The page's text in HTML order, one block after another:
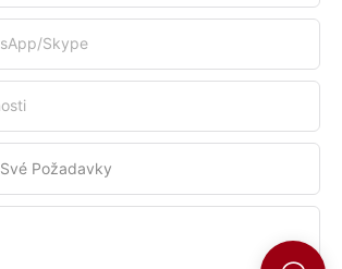
skype
Požadavky